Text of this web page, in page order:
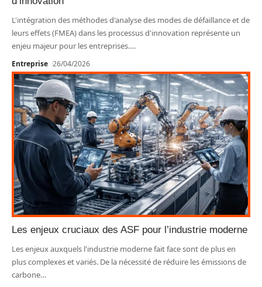
L'intégration des méthodes d'analyse des modes de défaillance et de
leurs effets (FMEA) dans les processus d'innovation représente un
enjeu majeur pour les entreprises.…
Entreprise 26/04/2026
Les enjeux cruciaux des ASF pour l’industrie moderne
Les enjeux auxquels l'industrie moderne fait face sont de plus en
plus complexes et variés. De la nécessité de réduire les émissions de
carbone…